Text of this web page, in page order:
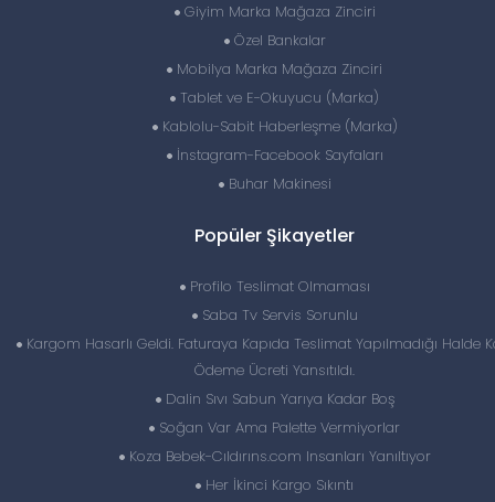
Giyim Marka Mağaza Zinciri
Özel Bankalar
Mobilya Marka Mağaza Zinciri
Tablet ve E-Okuyucu (Marka)
Kablolu-Sabit Haberleşme (Marka)
İnstagram-Facebook Sayfaları
Buhar Makinesi
Popüler Şikayetler
Profilo Teslimat Olmaması
Saba Tv Servis Sorunlu
Kargom Hasarlı Geldi. Faturaya Kapıda Teslimat Yapılmadığı Halde
Ödeme Ücreti Yansıtıldı.
Dalin Sıvı Sabun Yarıya Kadar Boş
Soğan Var Ama Palette Vermiyorlar
Koza Bebek-Cıldırıns.com Insanları Yanıltıyor
Her İkinci Kargo Sıkıntı